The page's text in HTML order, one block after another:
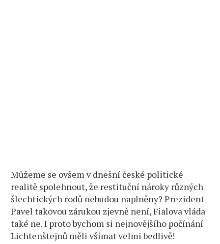
Můžeme se ovšem v dnešní české politické
realitě spolehnout, že restituční nároky různých
šlechtických rodů nebudou naplněny? Prezident
Pavel takovou zárukou zjevně není, Fialova vláda
také ne. I proto bychom si nejnovějšího počínání
Lichtenštejnů měli všímat velmi bedlivě!